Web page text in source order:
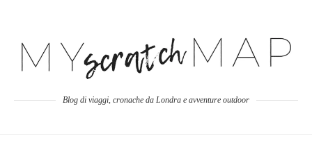
Blog di viaggi, cronache da Londra e avventure outdoor